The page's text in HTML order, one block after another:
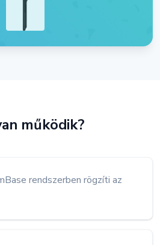
működik?
rendszerben rögzíti az